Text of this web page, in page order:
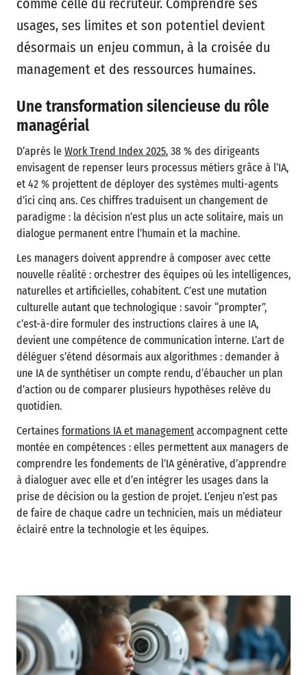
comme celle du recruteur. Comprendre ses
usages, ses limites et son potentiel devient
désormais un enjeu commun, à la croisée du
management et des ressources humaines.
Une transformation silencieuse du rôle
managérial
D’après le Work Trend Index 2025, 38 % des dirigeants
envisagent de repenser leurs processus métiers grâce à l’IA,
et 42 % projettent de déployer des systèmes multi-agents
d’ici cinq ans. Ces chiffres traduisent un changement de
paradigme : la décision n’est plus un acte solitaire, mais un
dialogue permanent entre l’humain et la machine.
Les managers doivent apprendre à composer avec cette
nouvelle réalité : orchestrer des équipes où les intelligences,
naturelles et artificielles, cohabitent. C’est une mutation
culturelle autant que technologique : savoir “prompter”,
c’est-à-dire formuler des instructions claires à une IA,
devient une compétence de communication interne. L’art de
déléguer s’étend désormais aux algorithmes : demander à
une IA de synthétiser un compte rendu, d’ébaucher un plan
d’action ou de comparer plusieurs hypothèses relève du
quotidien.
Certaines formations IA et management accompagnent cette
montée en compétences : elles permettent aux managers de
comprendre les fondements de l’IA générative, d’apprendre
à dialoguer avec elle et d’en intégrer les usages dans la
prise de décision ou la gestion de projet. L’enjeu n’est pas
de faire de chaque cadre un technicien, mais un médiateur
éclairé entre la technologie et les équipes.